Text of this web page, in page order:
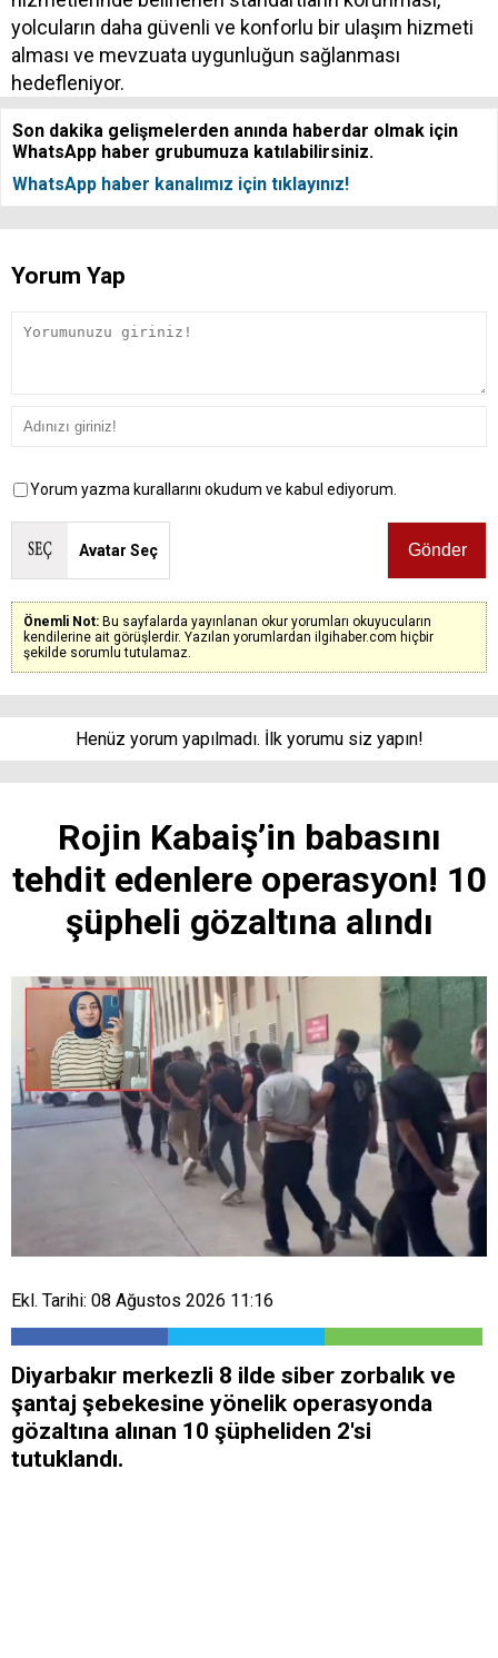
yolcuların daha güvenli ve konforlu bir ulaşım hizmeti
alması ve mevzuata uygunluğun sağlanması
hedefleniyor.
Son dakika gelişmelerden anında haberdar olmak için
WhatsApp haber grubumuza katılabilirsiniz.
WhatsApp haber kanalımız için tıklayınız!
Yorum Yap
Yorum yazma kurallarını okudum ve kabul ediyorum.
Avatar Seç
Önemli Not: Bu sayfalarda yayınlanan okur yorumları okuyucuların
kendilerine ait görüşlerdir. Yazılan yorumlardan ilgihaber.com hiçbir
şekilde sorumlu tutulamaz.
Henüz yorum yapılmadı. İlk yorumu siz yapın!
Rojin Kabaiş’in babasını
tehdit edenlere operasyon! 10
şüpheli gözaltına alındı
Ekl. Tarihi: 08 Ağustos 2026 11:16
Diyarbakır merkezli 8 ilde siber zorbalık ve
şantaj şebekesine yönelik operasyonda
gözaltına alınan 10 şüpheliden 2'si
tutuklandı.